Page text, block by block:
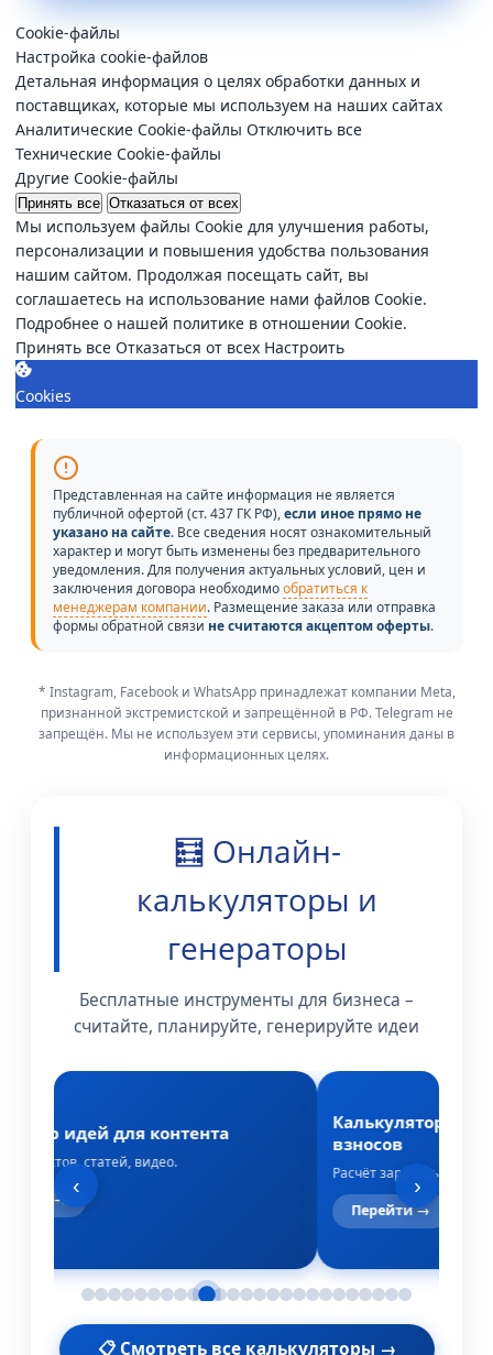
Cookie-файлы
Настройка cookie-файлов
Детальная информация о целях обработки данных и
поставщиках, которые мы используем на наших сайтах
Аналитические Cookie-файлы Отключить все
Технические Cookie-файлы
Другие Cookie-файлы
Принять все Отказаться от всех
Мы используем файлы Cookie для улучшения работы,
персонализации и повышения удобства пользования
нашим сайтом. Продолжая посещать сайт, вы
соглашаетесь на использование нами файлов Cookie.
Подробнее о нашей политике в отношении Cookie.
Принять все Отказаться от всех Настроить
Cookies
Представленная на сайте информация не является
публичной офертой (ст. 437 ГК РФ),если иное прямо не
указано на сайте. Все сведения носят ознакомительный
характер и могут быть изменены без предварительного
уведомления. Для получения актуальных условий, цен и
заключения договора необходимообратиться к
менеджерам компании. Размещение заказа или отправка
формы обратной связи не считаются акцептом оферты.
* Instagram, Facebook и WhatsApp принадлежат компании Meta,
признанной экстремистской и запрещённой в РФ. Telegram не
запрещён. Мы не используем эти сервисы, упоминания даны в
информационных целях.
🧮 Онлайн-
калькуляторы и
генераторы
Бесплатные инструменты для бизнеса –
считайте, планируйте, генерируйте идеи
идей для контента
для постов, статей, видео.
→
Калькулятор
взносов
Расчёт зарплаты, НДФЛ
Перейти →
‹ ›
📋 Смотреть все калькуляторы →